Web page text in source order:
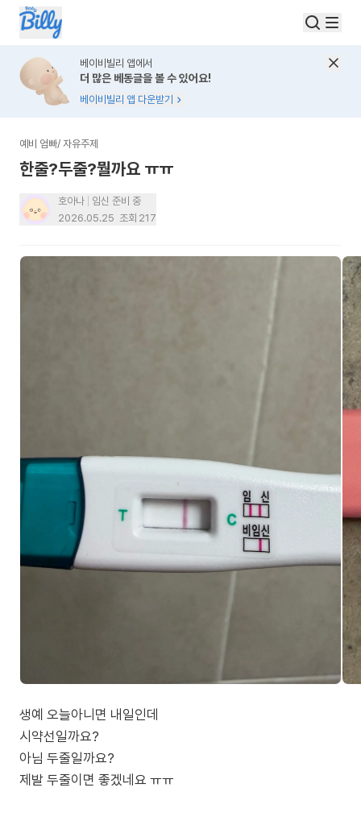
베이비빌리 앱에서
더 많은 베동글을 볼 수 있어요!
베이비빌리 앱 다운받기
예비 엄빠/ 자유주제
한줄?두줄?뭘까요 ㅠㅠ
호아나
임신 준비 중
2026.05.25 조회 217
생예 오늘아니면 내일인데
시약선일까요?
아님 두줄일까요?